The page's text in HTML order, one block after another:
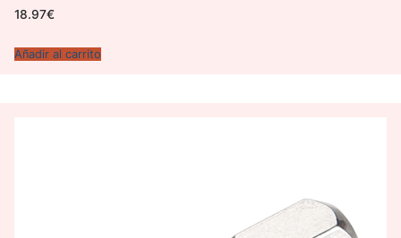
18.97€
Añadir al carrito